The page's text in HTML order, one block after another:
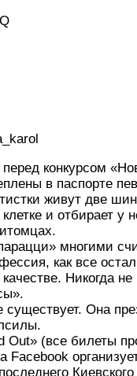
конкурсом
в паспорте
живут две
и отбирает у
многими
как все
Никогда
существует. Она
Out» (все билеты
Киевского